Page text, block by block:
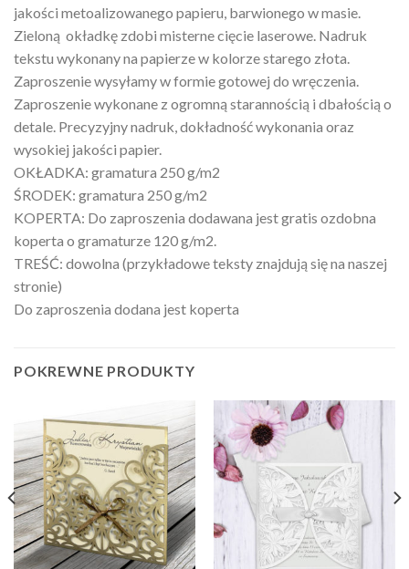
jakości metoalizowanego papieru, barwionego w masie.
Zieloną okładkę zdobi misterne cięcie laserowe. Nadruk
tekstu wykonany na papierze w kolorze starego złota.
Zaproszenie wysyłamy w formie gotowej do wręczenia.
Zaproszenie wykonane z ogromną starannością i dbałością o
detale. Precyzyjny nadruk, dokładność wykonania oraz
wysokiej jakości papier.
OKŁADKA: gramatura 250 g/m2
ŚRODEK: gramatura 250 g/m2
KOPERTA: Do zaproszenia dodawana jest gratis ozdobna
koperta o gramaturze 120 g/m2.
TREŚĆ: dowolna (przykładowe teksty znajdują się na naszej
stronie)
Do zaproszenia dodana jest koperta
POKREWNE PRODUKTY